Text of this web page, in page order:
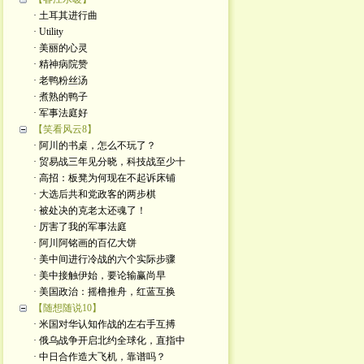
· 土耳其进行曲
· Utility
· 美丽的心灵
· 精神病院赞
· 老鸭粉丝汤
· 煮熟的鸭子
· 军事法庭好
【笑看风云8】
· 阿川的书桌，怎么不玩了？
· 贸易战三年见分晓，科技战至少十
· 高招：板凳为何现在不起诉床铺
· 大选后共和党政客的两步棋
· 被处决的克老太还魂了！
· 厉害了我的军事法庭
· 阿川阿铭画的百亿大饼
· 美中间进行冷战的六个实际步骤
· 美中接触伊始，要论输赢尚早
· 美国政治：摇橹推舟，红蓝互换
【随想随说10】
· 米国对华认知作战的左右手互搏
· 俄乌战争开启北约全球化，直指中
· 中日合作造大飞机，靠谱吗？